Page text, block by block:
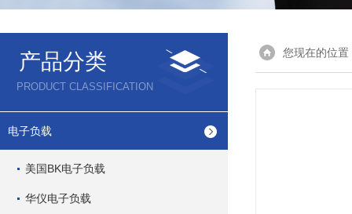
产品分类
PRODUCT CLASSIFICATION
电子负载
美国BK电子负载
华仪电子负载
您现在的位置